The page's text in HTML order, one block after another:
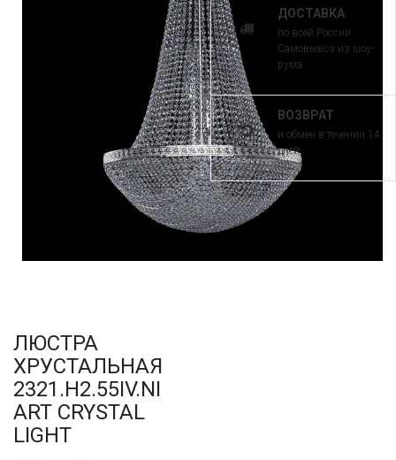
ЛЮСТРА
ХРУСТАЛЬНАЯ
2321.H2.55IV.NI
ART CRYSTAL
LIGHT
ДОСТАВКА
по всей России.
Самовывоз из шоу-
рума
ВОЗВРАТ
и обмен в течении 14
дней